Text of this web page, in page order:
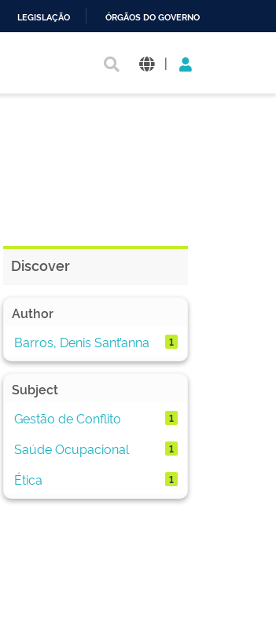
LEGISLAÇÃO ÓRGÃOS DO GOVERNO
|
Discover
Author
Barros, Denis Sant’anna
1
Subject
Gestão de Conflito
1
Saúde Ocupacional 1
Ética 1